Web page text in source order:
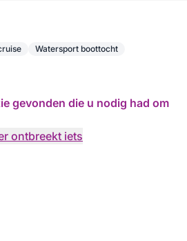
Watersport boottocht
gevonden die u nodig had om
ontbreekt iets